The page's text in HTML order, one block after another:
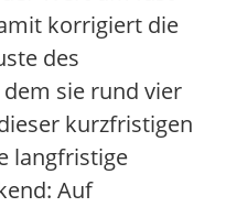
korrigiert die
des
sie rund vier
kurzfristigen
langfristige
Auf